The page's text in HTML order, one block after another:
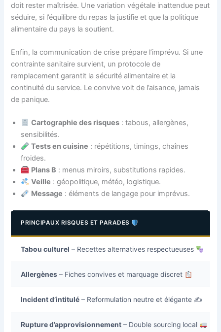
doit rester maîtrisée. Une variation végétale inattendue peut
séduire, si l’équilibre du repas la justifie et que la politique
alimentaire du pays la soutient.
Enfin, la communication de crise prépare l’imprévu. Si une
contrainte sanitaire survient, un protocole de
remplacement garantit la sécurité alimentaire et la
continuité du service. Le convive voit de l’aisance, jamais
de panique.
Cartographie des risques : tabous, allergènes,
sensibilités.
Tests en cuisine : répétitions, timings, chaînes
froides.
Plans B : menus miroirs, substitutions rapides.
Veille : géopolitique, météo, logistique.
Message : éléments de langage pour imprévus.
PRINCIPAUX RISQUES ET PARADES
Tabou culturel – Recettes alternatives respectueuses
Allergènes – Fiches convives et marquage discret
Incident d’intitulé – Reformulation neutre et élégante ✍️
Rupture d’approvisionnement – Double sourcing local